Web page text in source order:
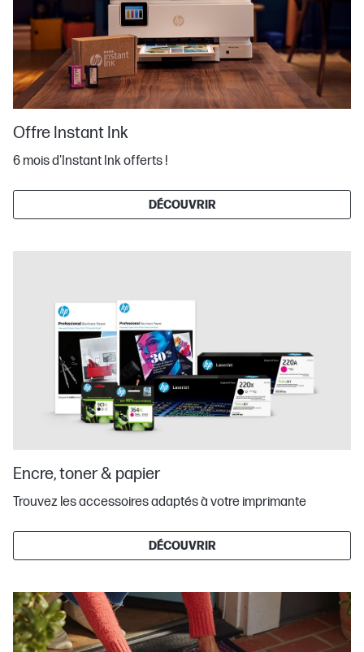
Offre Instant Ink
6 mois d'Instant Ink offerts !
DÉCOUVRIR
Encre, toner & papier
Trouvez les accessoires adaptés à votre imprimante
DÉCOUVRIR